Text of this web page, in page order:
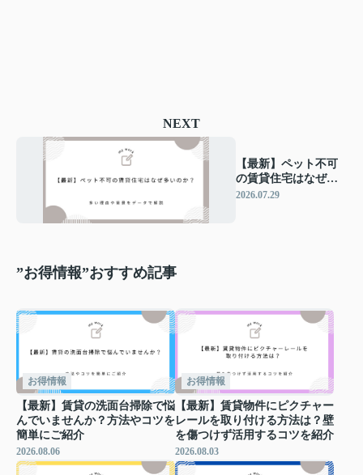
NEXT
【最新】ペット不可
の賃貸住宅はなぜ多
いのか？多い理由や
2026.07.29
”お得情報”おすすめ記事
お得情報
【最新】賃貸の洗面台掃除で悩
んでいませんか？方法やコツを
簡単にご紹介
2026.08.06
お得情報
【最新】賃貸物件にピクチャー
レールを取り付ける方法は？壁
を傷つけず活用するコツを紹介
2026.08.03